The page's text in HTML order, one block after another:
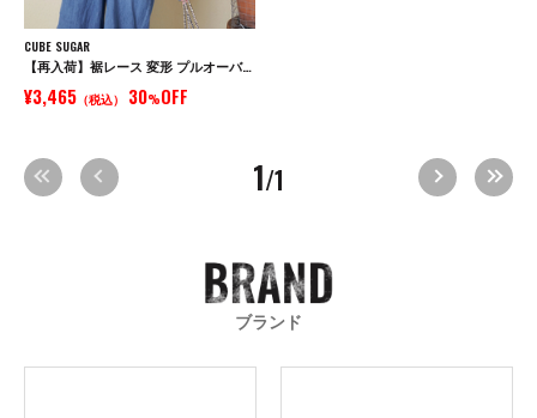
CUBE SUGAR
【再入荷】裾レース 変形 プルオーバー Tシャツ
¥3,465 （税込） 30%OFF
1/1
ブランド